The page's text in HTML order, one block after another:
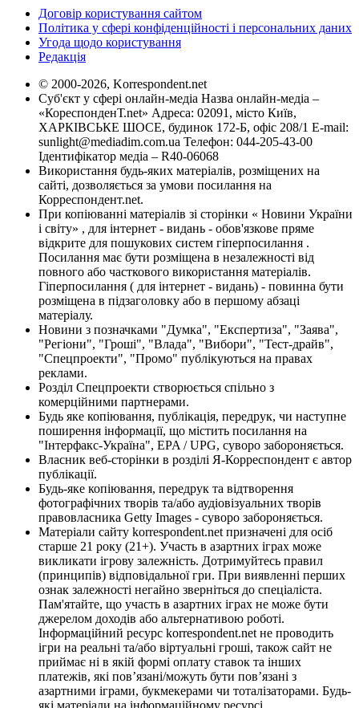
Договір користування сайтом
Політика у сфері конфіденційності і персональних даних
Угода щодо користування
Редакція
© 2000-2026, Korrespondent.net
Суб'єкт у сфері онлайн-медіа Назва онлайн-медіа –
«КореспонденТ.net» Адреса: 02091, місто Київ,
ХАРКІВСЬКЕ ШОСЕ, будинок 172-Б, офіс 208/1 E-mail:
sunlight@mediadim.com.ua Телефон: 044-205-43-00
Ідентифікатор медіа – R40-06068
Використання будь-яких матеріалів, розміщених на
сайті, дозволяється за умови посилання на
Корреспондент.net.
При копіюванні матеріалів зі сторінки « Новини України
і світу» , для інтернет - видань - обов'язкове пряме
відкрите для пошукових систем гіперпосилання .
Посилання має бути розміщена в незалежності від
повного або часткового використання матеріалів.
Гіперпосилання ( для інтернет - видань) - повинна бути
розміщена в підзаголовку або в першому абзаці
матеріалу.
Новини з позначками "Думка", "Експертиза", "Заява",
"Регіони", "Гроші", "Влада", "Вибори", "Тест-драйв",
"Спецпроекти", "Промо" публікуються на правах
реклами.
Розділ Спецпроекти створюється спільно з
комерційними партнерами.
Будь яке копіювання, публікація, передрук, чи наступне
поширення інформації, що містить посилання на
"Інтерфакс-Україна", EPA / UPG, суворо забороняється.
Власник веб-сторінки в розділі Я-Корреспондент є автор
публікації.
Будь-яке копіювання, передрук та відтворення
фотографічних творів та/або аудіовізуальних творів
правовласника Getty Images - суворо забороняється.
Матеріали сайту korrespondent.net призначені для осіб
старше 21 року (21+). Участь в азартних іграх може
викликати ігрову залежність. Дотримуйтесь правил
(принципів) відповідальної гри. При виявленні перших
ознак залежності негайно зверніться до спеціаліста.
Пам'ятайте, що участь в азартних іграх не може бути
джерелом доходів або альтернативою роботі.
Інформаційний ресурс korrespondent.net не проводить
ігри на реальні та/або віртуальні гроші, також сайт не
приймає ні в якій формі оплату ставок та інших
платежів, які пов’язані/можуть бути пов’язані з
азартними іграми, букмекерами чи тоталізаторами. Будь-